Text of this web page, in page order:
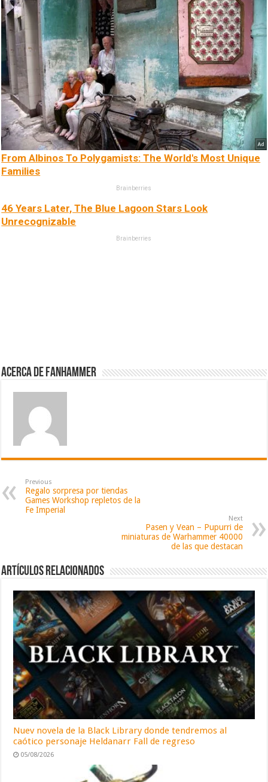
From Albinos To Polygamists: The World's Most Unique
Families
Brainberries
46 Years Later, The Blue Lagoon Stars Look
Unrecognizable
Brainberries
Acerca de fanhammer
Previous
Regalo sorpresa por tiendas
Games Workshop repletos de la
Fe Imperial
Next
Pasen y Vean – Pupurri de
miniaturas de Warhammer 40000
de las que destacan
Artículos relacionados
Nuev novela de la Black Library donde tendremos al
caótico personaje Heldanarr Fall de regreso
05/08/2026